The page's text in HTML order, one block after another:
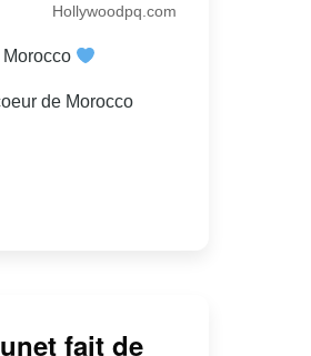
Hollywoodpq.com
de Morocco
fait de